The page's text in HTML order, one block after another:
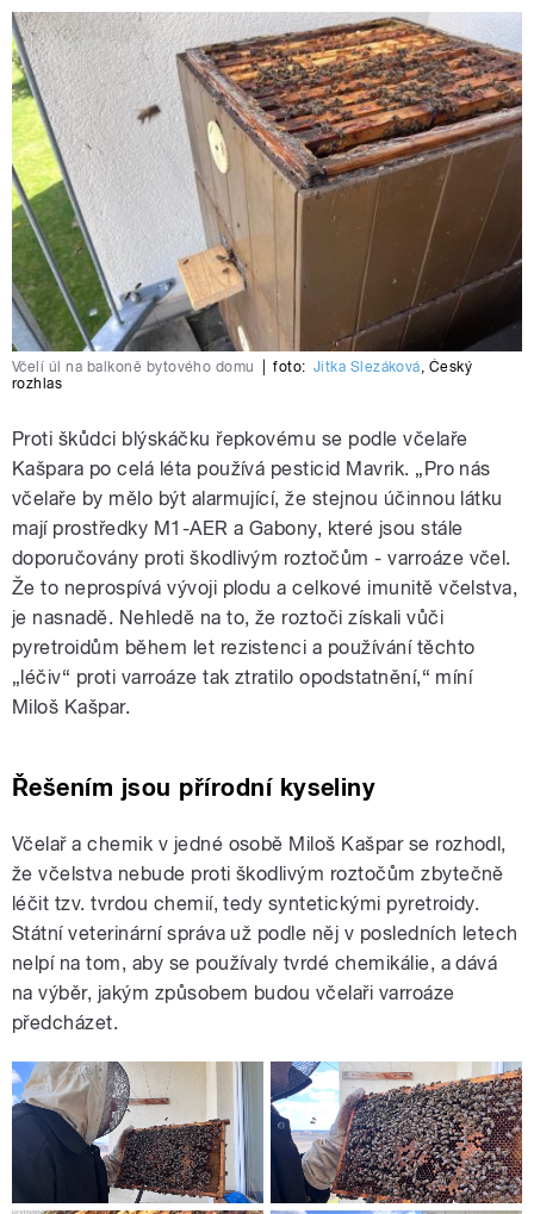
Včelí úl na balkoně bytového domu foto: Jitka Slezáková, Český
rozhlas
Proti škůdci blýskáčku řepkovému se podle včelaře
Kašpara po celá léta používá pesticid Mavrik. „Pro nás
včelaře by mělo být alarmující, že stejnou účinnou látku
mají prostředky M1-AER a Gabony, které jsou stále
doporučovány proti škodlivým roztočům - varroáze včel.
Že to neprospívá vývoji plodu a celkové imunitě včelstva,
je nasnadě. Nehledě na to, že roztoči získali vůči
pyretroidům během let rezistenci a používání těchto
„léčiv“ proti varroáze tak ztratilo opodstatnění,“ míní
Miloš Kašpar.
Řešením jsou přírodní kyseliny
Včelař a chemik v jedné osobě Miloš Kašpar se rozhodl,
že včelstva nebude proti škodlivým roztočům zbytečně
léčit tzv. tvrdou chemií, tedy syntetickými pyretroidy.
Státní veterinární správa už podle něj v posledních letech
nelpí na tom, aby se používaly tvrdé chemikálie, a dává
na výběr, jakým způsobem budou včelaři varroáze
předcházet.